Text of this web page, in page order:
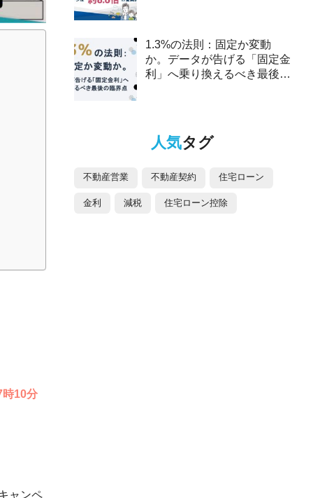
時10分
ャンペ
1.3%の法則：固定か変動
か。データが告げる「固定金
利」へ乗り換えるべき最後の
人気タグ
不動産営業 不動産契約 住宅ローン
金利 減税 住宅ローン控除